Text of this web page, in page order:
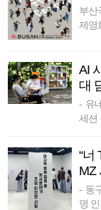
부산
제영
AI
대
- 유
세션
“너
MZ
- 동
명 인